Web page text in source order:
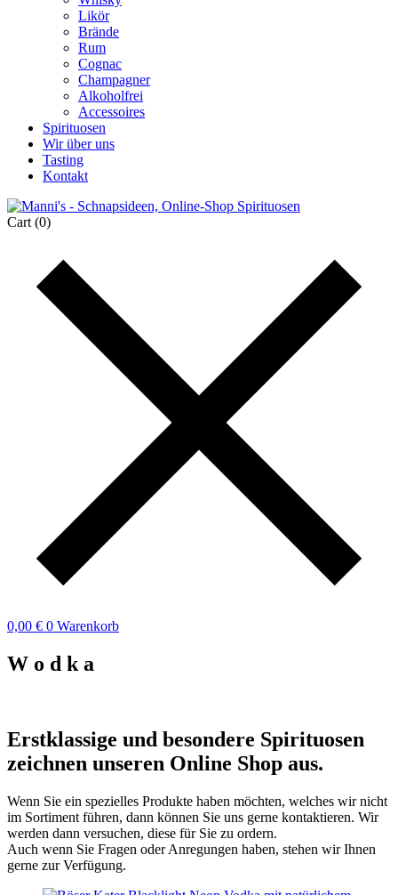
Likör
Brände
Rum
Cognac
Champagner
Alkoholfrei
Accessoires
Spirituosen
Wir über uns
Tasting
Kontakt
Cart (0)
0,00 € 0 Warenkorb
W o d k a
Erstklassige und besondere Spirituosen
zeichnen unseren Online Shop aus.
Wenn Sie ein spezielles Produkte haben möchten, welches wir nicht
im Sortiment führen, dann können Sie uns gerne kontaktieren. Wir
werden dann versuchen, diese für Sie zu ordern.
Auch wenn Sie Fragen oder Anregungen haben, stehen wir Ihnen
gerne zur Verfügung.